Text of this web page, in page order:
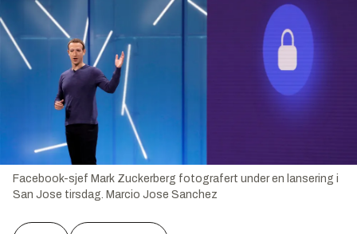
Facebook-sjef Mark Zuckerberg fotografert under en lansering i
San Jose tirsdag. Marcio Jose Sanchez